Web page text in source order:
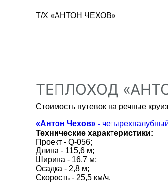
Т/Х «АНТОН ЧЕХОВ»
ТЕПЛОХОД
Стоимость путевок на речные
«Антон Чехов» -
Технические характеристики:
Проект - Q-056;
Длина - 115,6 м;
Ширина - 16,7 м;
Осадка - 2,8 м;
Скорость - 25,5 км/ч.